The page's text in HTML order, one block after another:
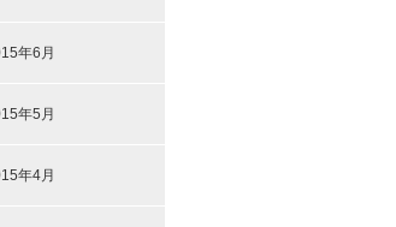
年6月
年5月
年4月